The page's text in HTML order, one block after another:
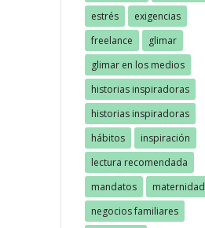
estrés
exigencias
freelance
glimar
glimar en los medios
historias inspiradoras
historias inspiradoras
hábitos
inspiración
lectura recomendada
mandatos
maternidad
negocios familiares